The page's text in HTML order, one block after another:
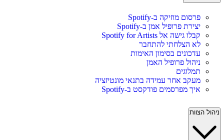
פרסום מוזיקה ב-Spotify
יצירת פרופיל אמן ב-Spotify
קבלו גישה אל Spotify for Artists
לא הצלחתי להתחבר
עדכונים בסימון האימות
ניהול פרופיל האמן
תמלוגים
מעקב אחר עמידה בתנאי מונטיזציה
איך מפרסמים פודקסט ב-Spotify
ניהול הצוות